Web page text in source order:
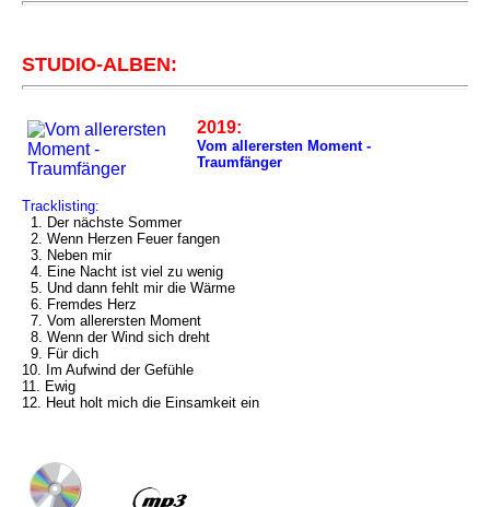
STUDIO-ALBEN:
2019:
Vom allerersten Moment -
Traumfänger
Tracklisting:
1. Der nächste Sommer
2. Wenn Herzen Feuer fangen
3. Neben mir
4. Eine Nacht ist viel zu wenig
5. Und dann fehlt mir die Wärme
6. Fremdes Herz
7. Vom allerersten Moment
8. Wenn der Wind sich dreht
9. Für dich
10. Im Aufwind der Gefühle
11. Ewig
12. Heut holt mich die Einsamkeit ein